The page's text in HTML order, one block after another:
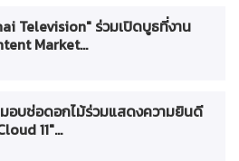
Television" ร่วมเปิดบูธที่งาน
Market...
อบช่อดอกไม้ร่วมแสดงความยินดี
11"...